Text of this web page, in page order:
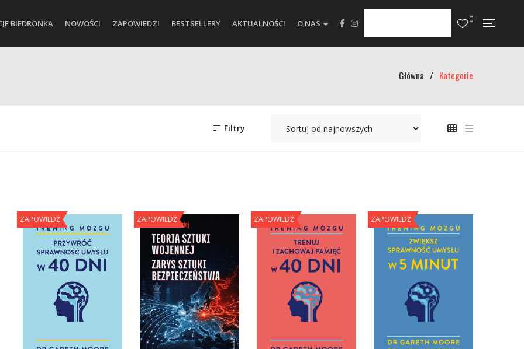
BIEDRONKA NOWOŚCI ZAPOWIEDZI BESTSELLERY AKTUALNOŚCI O NAS 0
Główna / Kategorie
Filtry
ZAPOWIEDŹ ZAPOWIEDŹ ZAPOWIEDŹ ZAPOWIEDŹ